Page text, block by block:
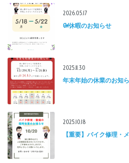
2026.05.17
GW休暇のお知らせ
2025.11.30
年末年始の休業のお知
2025.10.18
【重要】バイク修理・